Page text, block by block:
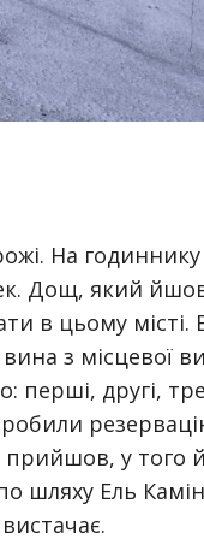
На
Дощ, який
в цьому місті.
з місцевої
перші, другі,
у того й
шляху Ель